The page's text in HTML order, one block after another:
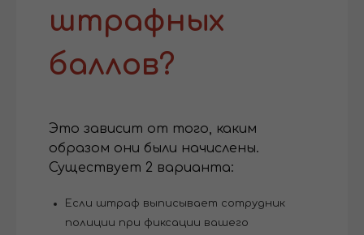
штрафных
баллов?
Это зависит от того, каким
образом они были начислены.
Существует 2 варианта:
Если штраф выписывает сотрудник
полиции при фиксации вашего